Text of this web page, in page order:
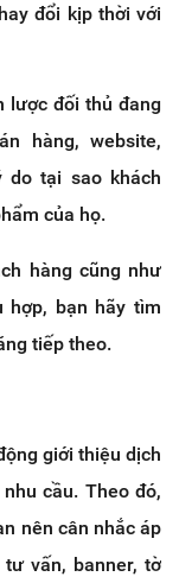
đổi kịp thời với
lược đối thủ đang
hàng, website,
tại sao khách
của họ.
hàng cũng như
hợp, bạn hãy tìm
tiếp theo.
giới thiệu dịch
cầu. Theo đó,
nên cân nhắc áp
vấn, banner, tờ